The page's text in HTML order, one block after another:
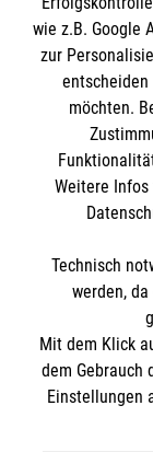
Impressum
Kontakt
Die
Malteser
Sharepoint
Bank:
IBAN:
BIC:
online
So
Tribseer
18439
Der Malteser
wie z.B. Google
zur
entscheiden
möchten.
Weitere
Technisch
werden,
Mit dem Klick
dem Gebrauch
Einstellungen